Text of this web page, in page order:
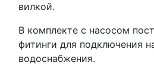
вилкой.
В комплекте с насосом
фитинги для подключения
водоснабжения.